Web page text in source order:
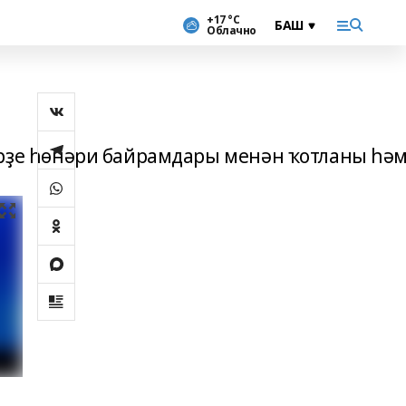
+17 °С
Облачно
һөнәри байрамдары менән ҡотланы